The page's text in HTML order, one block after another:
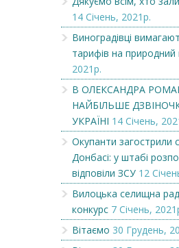
14 Січень, 2021р.
Виноградівці
тарифів на природний
2021р.
В ОЛЕКСАНДРА
НАЙБІЛЬШЕ
УКРАЇНІ 14 Січень,
Окупанти загострили
Донбасі: у штабі
відповіли ЗСУ 12
Вилоцька селищна
конкурс 7 Січень,
Вітаємо 30 Грудень,